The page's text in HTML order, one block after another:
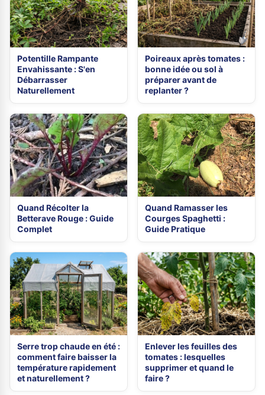
Potentille Rampante
Envahissante : S'en
Débarrasser
Naturellement
Poireaux après tomates :
bonne idée ou sol à
préparer avant de
replanter ?
Quand Récolter la
Betterave Rouge : Guide
Complet
Quand Ramasser les
Courges Spaghetti :
Guide Pratique
Serre trop chaude en été :
comment faire baisser la
température rapidement
et naturellement ?
Enlever les feuilles des
tomates : lesquelles
supprimer et quand le
faire ?